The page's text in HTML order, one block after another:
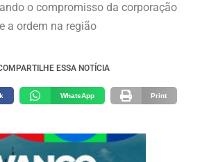
o compromisso da corporação
a ordem na região
ESSA NOTÍCIA
WhatsApp Print